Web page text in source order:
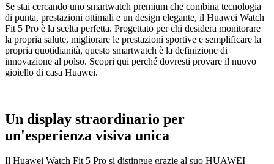
Se stai cercando uno smartwatch premium che combina tecnologia
di punta, prestazioni ottimali e un design elegante, il Huawei Watch
Fit 5 Pro è la scelta perfetta. Progettato per chi desidera monitorare
la propria salute, migliorare le prestazioni sportive e semplificare la
propria quotidianità, questo smartwatch è la definizione di
innovazione al polso. Scopri qui perché dovresti provare il nuovo
gioiello di casa Huawei.
Un display straordinario per
un'esperienza visiva unica
Il Huawei Watch Fit 5 Pro si distingue grazie al suo HUAWEI